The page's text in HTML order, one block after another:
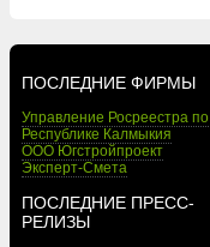
ПОСЛЕДНИЕ ФИРМЫ
Управление Росреестра по
Республике Калмыкия
ООО Югстройпроект
Эксперт-Смета
ПОСЛЕДНИЕ ПРЕСС-
РЕЛИЗЫ